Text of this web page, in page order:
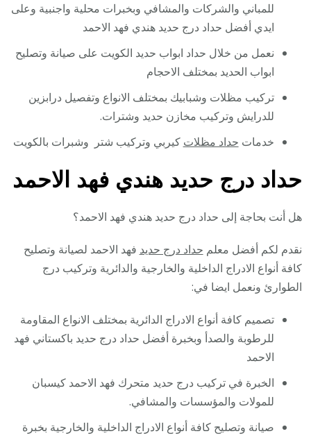
للمباني والشركات والمشافي وبخبرات محلية واجنبية وعلى
ايدي أفضل حداد درج حديد هندي فهد الاحمد
نعمل من خلال حداد ابواب حديد الكويت على صيانة وتصليح
ابواب الحديد بمختلف الاحجام
تركيب مظلات وشبابيك بمختلف الانواع وتفصيل درابزين
للدرايش وتركيب مخازن حديد وشترات.
خدمات حداد مظلات كيربي وتركيب شتر وشبرات بالكويت
حداد درج حديد هندي فهد الاحمد
هل أنت بحاجة إلى حداد درج حديد هندي فهد الاحمد؟
نقدم لكم أفضل معلم حداد درج حديد فهد الاحمد لصيانة وتصليح
كافة أنواع الادراج الداخلية والخارجية والدائرية وتركيب درج
الطوارئ ونعمل ايضا في:
تصميم كافة أنواع الادراج الدائرية بمختلف الانواع المقاومة
للرطوبة والصدأ وبخبرة أفضل حداد درج حديد باكستاني فهد
الاحمد
الخبرة في تركيب درج حديد متحرك فهد الاحمد كيسبان
للمولات والمؤسسات والمشافي.
صيانة وتصليح كافة أنواع الادراج الداخلية والخارجية بخبرة